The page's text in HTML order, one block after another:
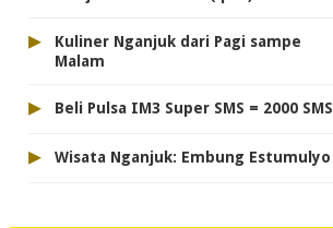
▸
Kuliner Nganjuk dari Pagi sampe
Malam
▸ Beli Pulsa IM3 Super SMS = 2000 SMS
▸ Wisata Nganjuk: Embung Estumulyo